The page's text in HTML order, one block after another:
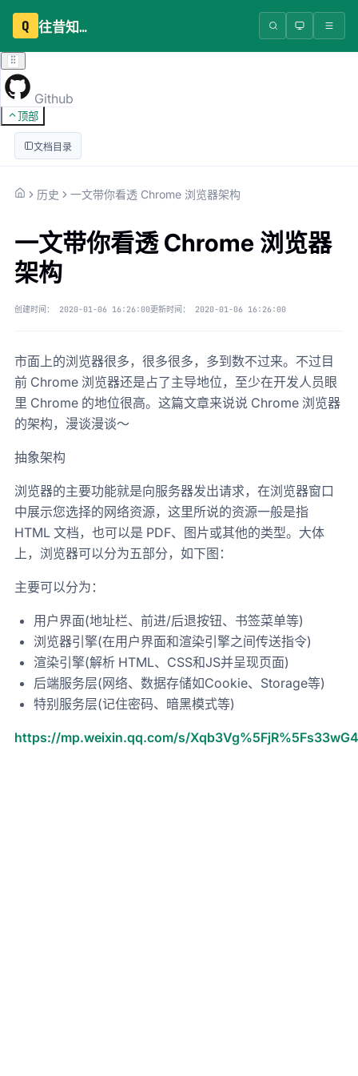
Q 往昔知识库
Github
顶部
文档目录
历史 一文带你看透 Chrome 浏览器架构
一文带你看透 Chrome 浏览器
架构
创建时间： 2020-01-06 16:26:00更新时间： 2020-01-06 16:26:00
市面上的浏览器很多，很多很多，多到数不过来。不过目
前 Chrome 浏览器还是占了主导地位，至少在开发人员眼
里 Chrome 的地位很高。这篇文章来说说 Chrome 浏览器
的架构，漫谈漫谈～
抽象架构
浏览器的主要功能就是向服务器发出请求，在浏览器窗口
中展示您选择的网络资源，这里所说的资源一般是指
HTML 文档，也可以是 PDF、图片或其他的类型。大体
上，浏览器可以分为五部分，如下图：
主要可以分为：
用户界面(地址栏、前进/后退按钮、书签菜单等)
浏览器引擎(在用户界面和渲染引擎之间传送指令)
渲染引擎(解析 HTML、CSS和JS并呈现页面)
后端服务层(网络、数据存储如Cookie、Storage等)
特别服务层(记住密码、暗黑模式等)
https://mp.weixin.qq.com/s/